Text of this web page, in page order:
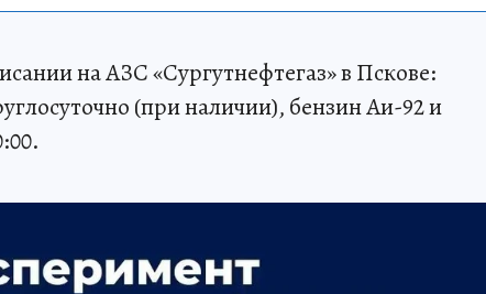
на АЗС «Сургутнефтегаз» в Пскове:
(при наличии), бензин Аи-92 и